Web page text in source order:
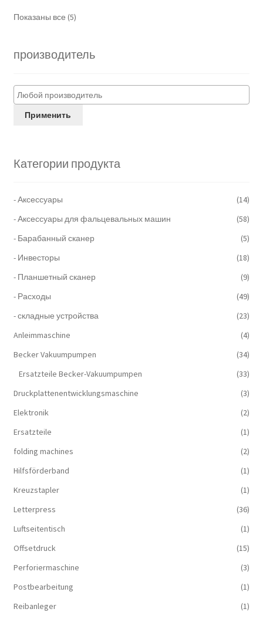
Показаны все (5)
производитель
Применить
Категории продукта
- Аксессуары
(14)
- Аксессуары для фальцевальных машин
(58)
- Барабанный сканер
(5)
- Инвесторы
(18)
- Планшетный сканер
(9)
- Расходы
(49)
- складные устройства
(23)
Anleimmaschine
(4)
Becker Vakuumpumpen
(34)
Ersatzteile Becker-Vakuumpumpen
(33)
Druckplattenentwicklungsmaschine
(3)
Elektronik
(2)
Ersatzteile
(1)
folding machines
(2)
Hilfsförderband
(1)
Kreuzstapler
(1)
Letterpress
(36)
Luftseitentisch
(1)
Offsetdruck
(15)
Perforiermaschine
(3)
Postbearbeitung
(1)
Reibanleger
(1)